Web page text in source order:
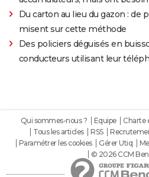
Du carton au lieu du gazon : de
misent sur cette méthode
Des policiers déguisés en
conducteurs utilisant leur
Qui sommes-nous ? Equipe Charte
Tous les articles
RSS
Paramétrer les cookies
Gérer Utiq
© 2026 CCM